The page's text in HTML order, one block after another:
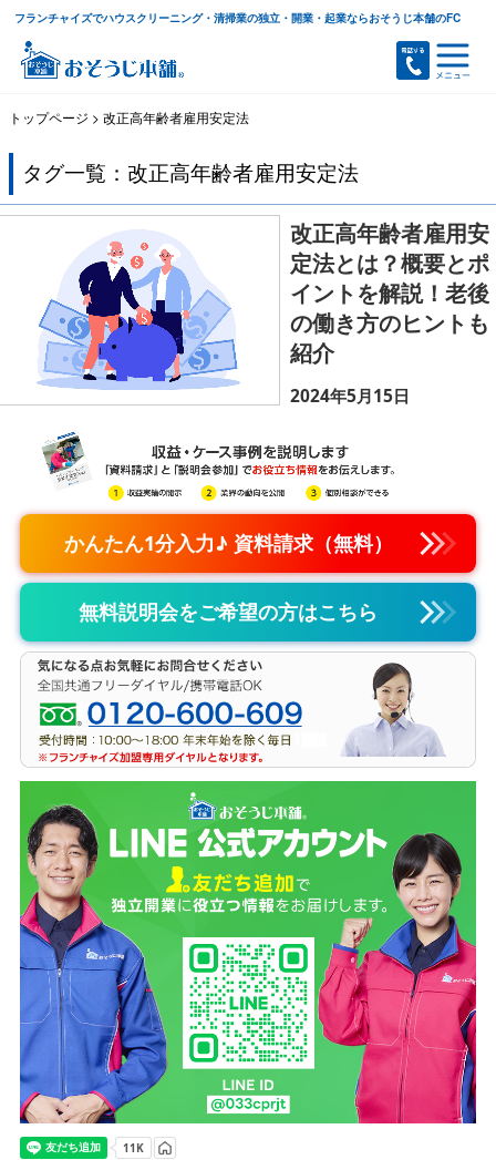
フランチャイズでハウスクリーニング・清掃業の独立・開業・起業ならおそうじ本舗のFC
トップページ >改正高年齢者雇用安定法
タグ一覧：改正高年齢者雇用安定法
改正高年齢者雇用安
定法とは？概要とポ
イントを解説！老後
の働き方のヒントも
紹介
2024年5月15日
かんたん1分入力♪ 資料請求（無料）
無料説明会をご希望の方はこちら